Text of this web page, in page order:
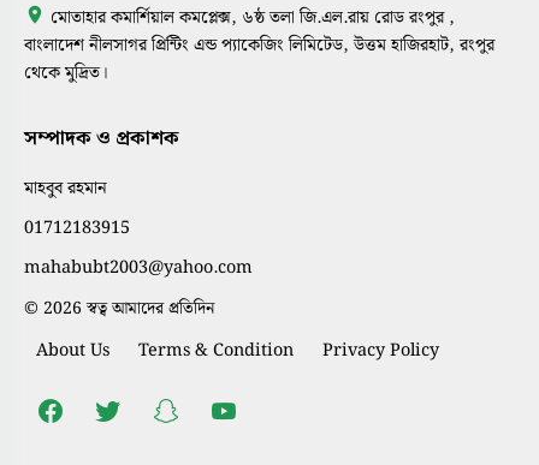
মোতাহার কমার্শিয়াল কমপ্লেক্স, ৬ষ্ঠ তলা জি.এল.রায় রোড রংপুর ,
বাংলাদেশ নীলসাগর প্রিন্টিং এন্ড প্যাকেজিং লিমিটেড, উত্তম হাজিরহাট, রংপুর
থেকে মুদ্রিত।
সম্পাদক ও প্রকাশক
মাহবুব রহমান
01712183915
mahabubt2003@yahoo.com
© 2026 স্বত্ব আমাদের প্রতিদিন
About Us Terms & Condition Privacy Policy